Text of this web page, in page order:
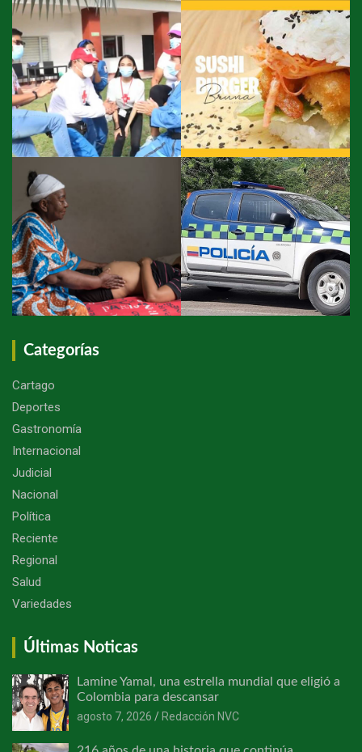
Categorías
Cartago
Deportes
Gastronomía
Internacional
Judicial
Nacional
Política
Reciente
Regional
Salud
Variedades
Últimas Noticas
Lamine Yamal, una estrella mundial que eligió a
Colombia para descansar
agosto 7, 2026
Redacción NVC